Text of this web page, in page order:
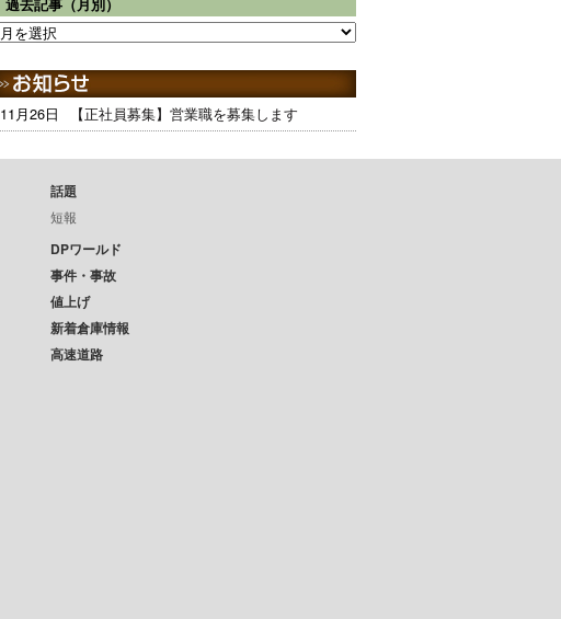
過去記事（月別）
11月26日 【正社員募集】営業職を募集します
話題
短報
DPワールド
事件・事故
値上げ
新着倉庫情報
高速道路